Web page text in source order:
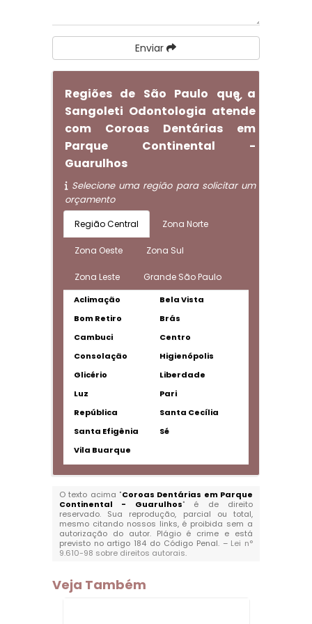
Enviar
Regiões de São Paulo que a
Sangoleti Odontologia atende
com Coroas Dentárias em
Parque Continental -
Guarulhos
Selecione uma região para solicitar um
orçamento
Região Central Zona Norte
Zona Oeste Zona Sul
Zona Leste Grande São Paulo
Aclimação
Bela Vista
Bom Retiro
Brás
Cambuci
Centro
Consolação
Higienópolis
Glicério
Liberdade
Luz
Pari
República
Santa Cecília
Santa Efigênia
Sé
Vila Buarque
O texto acima "Coroas Dentárias em Parque
Continental - Guarulhos" é de direito
reservado. Sua reprodução, parcial ou total,
mesmo citando nossos links, é proibida sem a
autorização do autor. Plágio é crime e está
previsto no artigo 184 do Código Penal. – Lei n°
9.610-98 sobre direitos autorais.
Veja Também